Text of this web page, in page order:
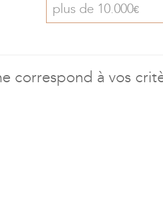
plus de 10.000€
correspond à vos